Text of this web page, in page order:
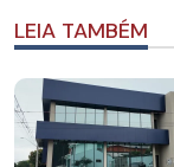
LEIA TAMBÉM